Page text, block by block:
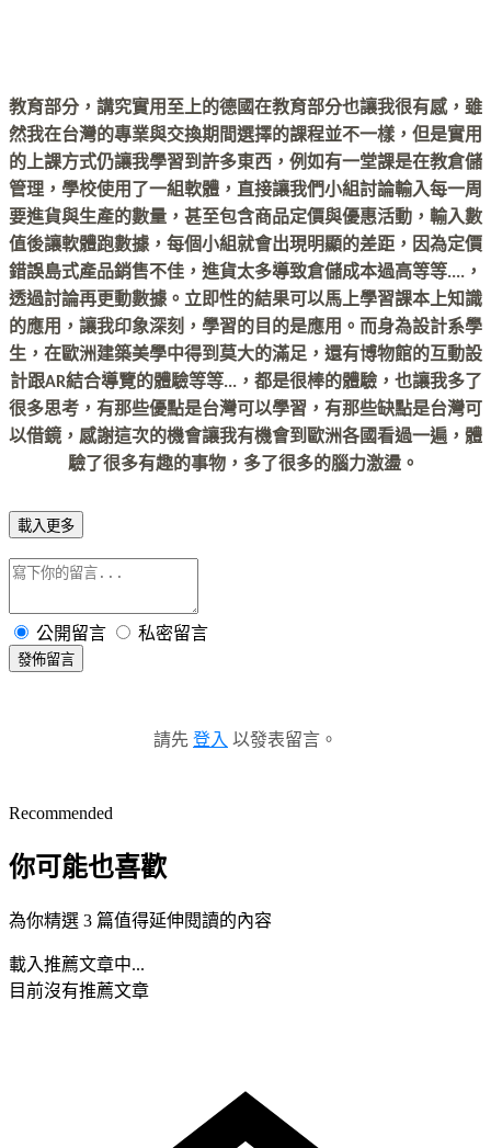
教育部分，講究實用至上的德國在教育部分也讓我很有感，雖
然我在台灣的專業與交換期間選擇的課程並不一樣，但是實用
的上課方式仍讓我學習到許多東西，例如有一堂課是在教倉儲
管理，學校使用了一組軟體，直接讓我們小組討論輸入每一周
要進貨與生產的數量，甚至包含商品定價與優惠活動，輸入數
值後讓軟體跑數據，每個小組就會出現明顯的差距，因為定價
錯誤島式產品銷售不佳，進貨太多導致倉儲成本過高等等....，
透過討論再更動數據。立即性的結果可以馬上學習課本上知識
的應用，讓我印象深刻，學習的目的是應用。而身為設計系學
生，在歐洲建築美學中得到莫大的滿足，還有博物館的互動設
計跟AR結合導覽的體驗等等...，都是很棒的體驗，也讓我多了
很多思考，有那些優點是台灣可以學習，有那些缺點是台灣可
以借鏡，感謝這次的機會讓我有機會到歐洲各國看過一遍，體
驗了很多有趣的事物，多了很多的腦力激盪。
載入更多
公開留言 私密留言
發佈留言
請先 登入 以發表留言。
Recommended
你可能也喜歡
為你精選 3 篇值得延伸閱讀的內容
載入推薦文章中...
目前沒有推薦文章